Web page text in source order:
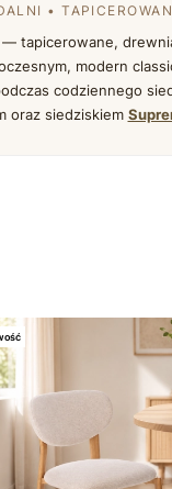
•
— tapicerowane,
modern
codziennego
oraz siedziskiem